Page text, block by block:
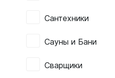
Сантехники
Сауны и Бани
Сварщики